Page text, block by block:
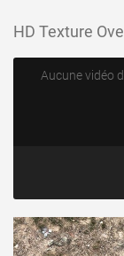
HD Texture
Aucune vidéo